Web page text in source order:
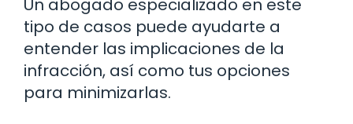
Un abogado especializado en este
tipo de casos puede ayudarte a
entender las implicaciones de la
infracción, así como tus opciones
para minimizarlas.